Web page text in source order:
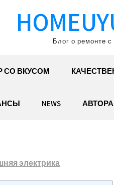
Блог о ремонте
СО ВКУСОМ
NEWS
электрика